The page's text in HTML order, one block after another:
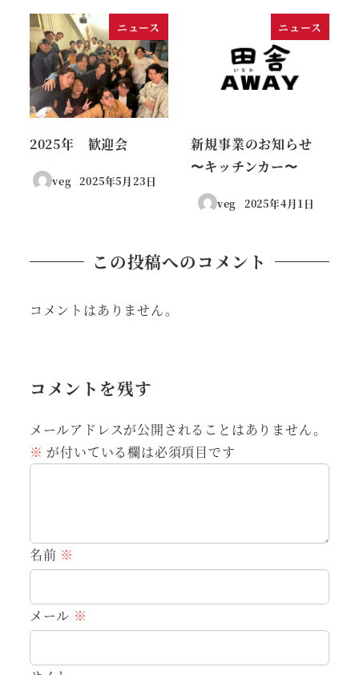
ニュース
2025年 歓迎会
veg
投稿日
2025年5月23日
ニュース
新規事業のお知らせ
〜キッチンカー〜
veg
投稿日
2025年4月1日
この投稿へのコメント
コメントはありません。
コメントを残す
メールアドレスが公開されることはありません。
※ が付いている欄は必須項目です
名前 ※
メール ※